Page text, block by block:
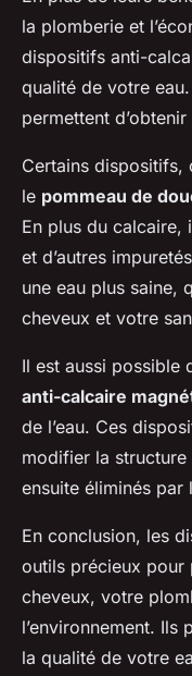
la plomberie et
dispositifs anti-
qualité de votre
permettent
Certains dispositifs,
le pommeau de
En plus du calcaire,
et d’autres
une eau plus saine,
cheveux et votre
Il est aussi possible
anti-calcaire
de l’eau. Ces
modifier la
ensuite éliminés par
En conclusion, les
outils précieux
cheveux, votre
l’environnement. Ils
la qualité de votre